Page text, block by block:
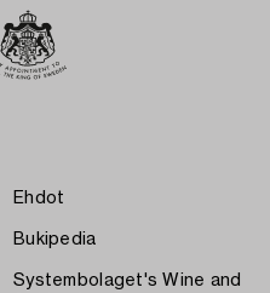
Ehdot
Bukipedia
Systembolaget's Wine and